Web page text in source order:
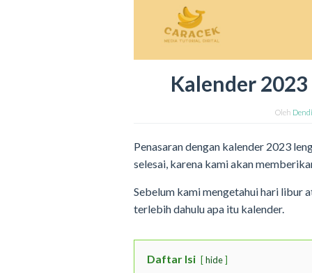
Kalender
Oleh Dendi
Penasaran dengan kalender 2023
selesai, karena kami akan
Sebelum kami mengetahui hari libur
terlebih dahulu apa itu kalender.
Daftar Isi hide